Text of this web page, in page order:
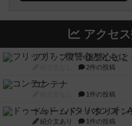
アクセ
フリップ７：復讐心とと
2件の投稿
コンテナ
1件の投稿
ドゥームド・バタリオン
紹介文あり 1件の投稿